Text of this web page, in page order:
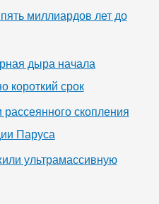
миллиардов лет до
дыра начала
короткий срок
скопления
Паруса
ультрамассивную